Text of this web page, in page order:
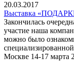
20.03.2017
Выставка
Закончилась
участие наша
можно было
Москве 14-17 марта